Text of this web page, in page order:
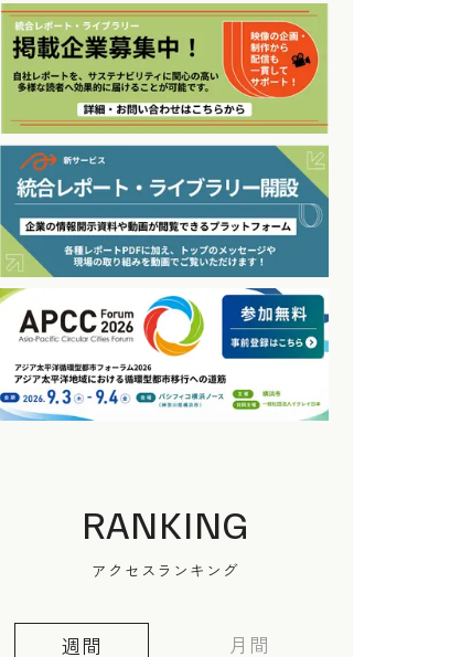
RANKING
アクセスランキング
週間 月間